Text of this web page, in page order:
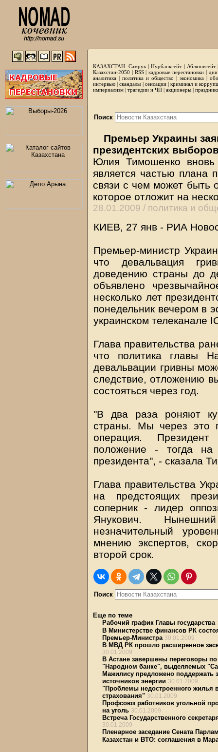
КАЗАХСТАН: Самрук |Нурбанкгейт | Аблязовгейт
Казахстан-2050 | RSS|кадровые перестановки|
аналитика | политика и общество | экономика |
интервью |скандалы | сенсации|криминал и
империализм | трагедии и ЧП | акционеры |
Поиск
Премьер Украины
президентских
Юлия Тимошенко вновь
является частью
связи с чем может быть
которое отложит на
28.01.2009 / политика и
КИЕВ, 27 янв - РИА
Премьер-министр
что девальвация
доведению страны до
объявлено
несколько лет
понедельник вечером в
украинском телеканале
Глава правительства
что политика главы
девальвации гривны
следствие, отложению
состояться через год.
"В два раза роняют
страны. Мы через это
операция.
положение - тогда на
президента", - сказала
Глава правительства
на предстоящих
соперник - лидер
Янукович.
незначительный
мнению экспертов,
второй срок.
Поиск
Еще по теме
Рабочий график Главы государства
В Министерстве финансов РК
Премьер-Министра 30.01.2009
В МВД РК прошло расширенное
30.01.2009
В Астане завершены переговоры
"Народном банке", выделяемых
Мажилису предложено поддержать
источников энергии 30.01.2009
"Проблемы недостроенного жилья
страхования" 30.01.2009
Профсоюз работников угольной
на уголь 30.01.2009
Встреча Государственного
30.01.2009
Пленарное заседание Сената
Казахстан и ВТО: соглашения в